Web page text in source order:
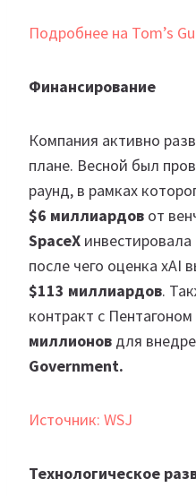
Подробнее на Tom’s
Финансирование
Компания активно
плане. Весной был
раунд, в рамках
$6 миллиардов от
SpaceX
после чего оценка xAI
$113 миллиардов.
контракт с
миллионов для
Government.
Источник: WSJ
Технологическое